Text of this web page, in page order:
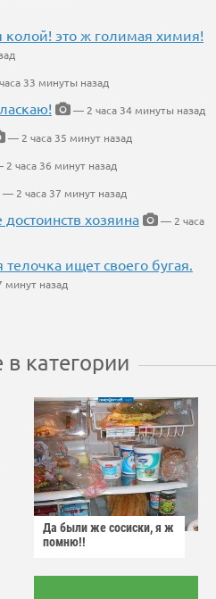
колой! это ж голимая химия!
33 минуты назад
— 2 часа 34 минуты назад
— 2 часа 35 минут назад
часа 36 минут назад
— 2 часа 37 минут назад
хозяина
— 2 часа
телочка ищет своего бугая.
минут назад
категории
Да были же сосиски, я ж
помню!!